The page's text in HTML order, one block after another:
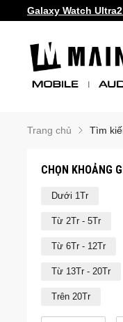
Galaxy Watch
Trang chủ Tìm
CHỌN KHOẢNG
Dưới 1Tr
Từ 2Tr - 5Tr
Từ 6Tr - 12Tr
Từ 13Tr - 20Tr
Trên 20Tr